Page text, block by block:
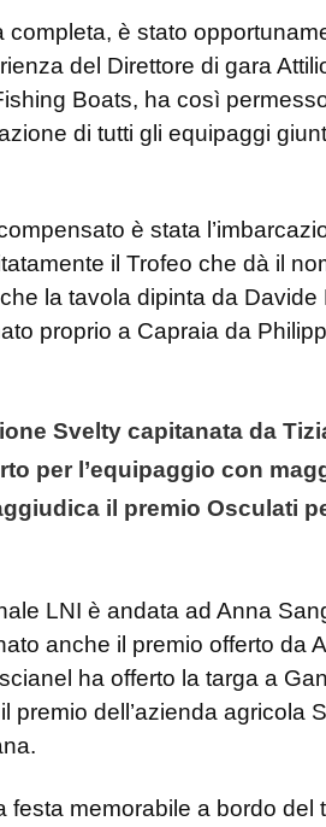
è stato
del Direttore di gara
Boats, ha così
di tutti gli equipaggi
è stata
il Trofeo che dà il
la tavola dipinta da
proprio a Capraia da
Svelty capitanata da
per l’equipaggio con
il premio Osculati
LNI è andata ad Anna
anche il premio offerto da
ha offerto la targa a
premio dell’azienda agricola
memorabile a bordo del